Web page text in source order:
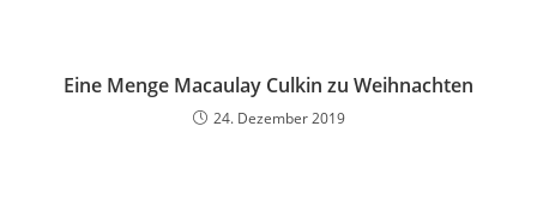
Eine Menge Macaulay Culkin zu Weihnachten
24. Dezember 2019